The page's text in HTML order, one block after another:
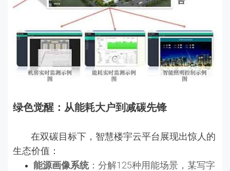
绿色觉醒：从能耗大户到减碳先锋
在双碳目标下，智慧楼宇云平台展现出惊人的
生态价值：
能源画像系统：分解125种用能场景，某写字